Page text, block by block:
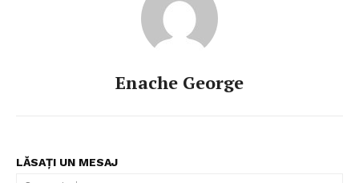
Enache George
LĂSAȚI UN MESAJ